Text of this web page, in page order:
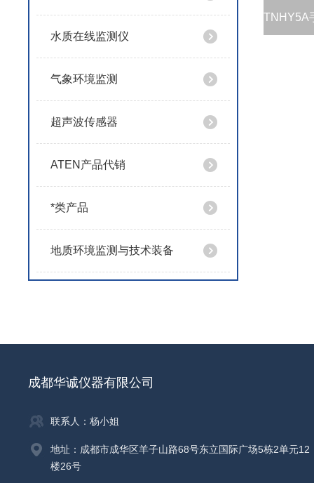
水质在线监测仪
气象环境监测
超声波传感器
ATEN产品代销
*类产品
地质环境监测与技术装备
成都华诚仪器有限公司
联系人：杨小姐
地址：成都市成华区羊子山路68号东立国际广场5栋2单元12
楼26号